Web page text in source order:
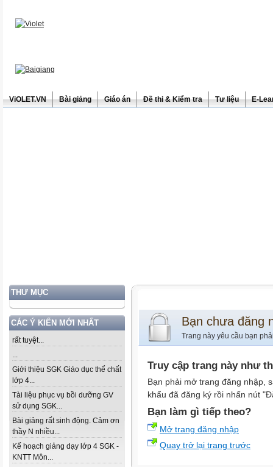
ViOLET.VN Bài giảng Giáo án Đề thi & Kiểm tra Tư liệu E-
THƯ MỤC
CÁC Ý KIẾN MỚI NHẤT
rất tuyệt...
...
Giới thiệu SGK Giáo dục thể chất
lớp 4...
Tài liệu phục vụ bồi dưỡng GV
sử dụng SGK...
Bài giảng rất sinh động. Cảm ơn
thầy N nhiều...
Kế hoạch giảng dạy lớp 4 SGK -
KNTT Môn...
Bạn chưa đăng
Trang này yêu cầu bạn
Truy cập trang này như
Bạn phải mở trang đăng nhập,
khẩu đã đăng ký rồi nhấn nút
Bạn làm gì tiếp theo?
Mở trang đăng nhập
Quay trở lại trang trước